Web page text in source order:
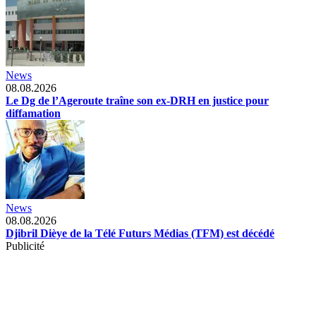
News
08.08.2026
Le Dg de l’Ageroute traîne son ex-DRH en justice pour
diffamation
News
08.08.2026
Djibril Dièye de la Télé Futurs Médias (TFM) est décédé
Publicité